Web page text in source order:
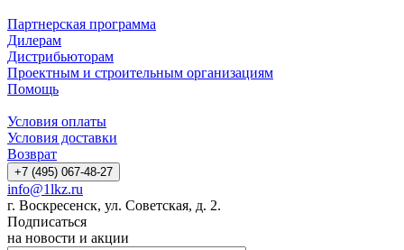
Партнерская программа
Дилерам
Дистрибьюторам
Проектным и строительным организациям
Помощь
Условия оплаты
Условия доставки
Возврат
+7 (495) 067-48-27
info@1lkz.ru
г. Воскресенск, ул. Советская, д. 2.
Подписаться
на новости и акции